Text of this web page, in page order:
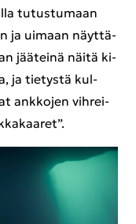
tu­tus­tu­maan
ja ui­maan näyt­tä­
jää­tei­nä näitä ki­
ja tie­tys­tä kul­
ank­ko­jen vih­rei­